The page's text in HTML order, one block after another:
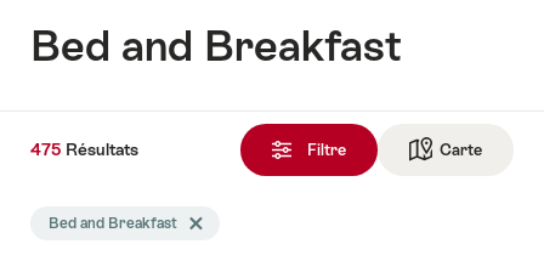
Bed and Breakfast
Résultats
Filtre Carte
475 Résultats
rechercheBed and Breakfast Effacer le tag Bed and Breakfast